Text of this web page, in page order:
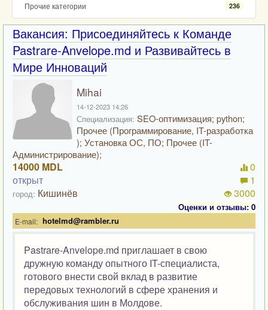
Прочие категории 236
Вакансия: Присоединяйтесь к Команде
Pastrare-Anvelope.md и Развивайтесь в
Мире Инноваций
Mihai
14-12-2023 14:26
Специализация: SEO-оптимизация; python;
Прочее (Программирование, IT-разработка
); Установка ОС, ПО; Прочее (IT-
Администрирование);
14000 MDL
открыт
город: Кишинёв
0
1
3000
Оценки и отзывы: 0
E-mail: hotelmd@rambler.ru
Pastrare-Anvelope.md приглашает в свою
дружную команду опытного IT-специалиста,
готового внести свой вклад в развитие
передовых технологий в сфере хранения и
обслуживания шин в Молдове.